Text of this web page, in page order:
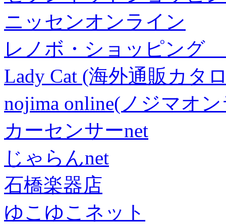
ニッセンオンライン
レノボ・ショッピング
Lady Cat (海外通販カタ
nojima online(ノジマオ
カーセンサーnet
じゃらんnet
石橋楽器店
ゆこゆこネット